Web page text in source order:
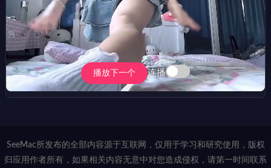
播放下一个 连播
SeeMac所发布的全部内容源于互联网，仅用于学习和研究使用，版权
归应用作者所有，如果相关内容无意中对您造成侵权，请第一时间联系